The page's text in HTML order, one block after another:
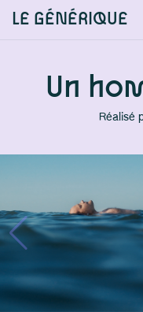
LE GÉNÉRIQUE
Un
Réalisé